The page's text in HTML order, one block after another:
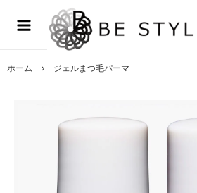
まつげエクステ商材の通販・まつげパーマ
げ商材・美容商材の通販｜BE STYLE
ホーム ジェルまつ毛パーマ